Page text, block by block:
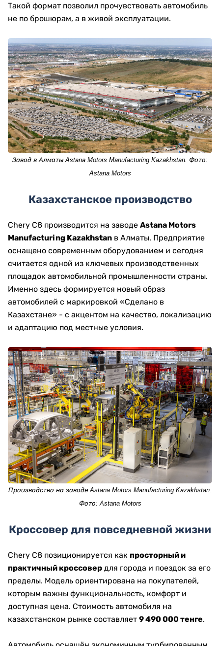
Такой формат позволил прочувствовать автомобиль
не по брошюрам, а в живой эксплуатации.
Завод в Алматы Astana Motors Manufacturing Kazakhstan. Фото:
Astana Motors
Казахстанское производство
Chery C8 производится на заводе Astana Motors
Manufacturing Kazakhstan в Алматы. Предприятие
оснащено современным оборудованием и сегодня
считается одной из ключевых производственных
площадок автомобильной промышленности страны.
Именно здесь формируется новый образ
автомобилей с маркировкой «Сделано в
Казахстане» - с акцентом на качество, локализацию
и адаптацию под местные условия.
Производство на заводе Astana Motors Manufacturing Kazakhstan.
Фото: Astana Motors
Кроссовер для повседневной жизни
Chery C8 позиционируется как просторный и
практичный кроссовер для города и поездок за его
пределы. Модель ориентирована на покупателей,
которым важны функциональность, комфорт и
доступная цена. Стоимость автомобиля на
казахстанском рынке составляет 9 490 000 тенге.